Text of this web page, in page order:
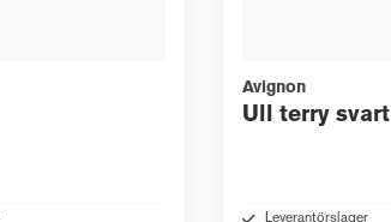
Avignon
Ull terry svart
Leverantörslager